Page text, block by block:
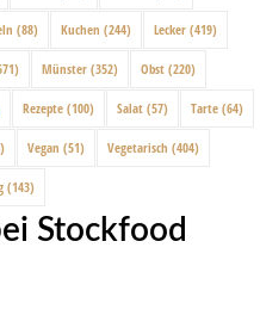
(88) Kuchen (244) Lecker (419)
Münster (352) Obst (220)
Rezepte (100) Salat (57) Tarte (64)
Vegan (51) Vegetarisch (404)
(143)
Stockfood